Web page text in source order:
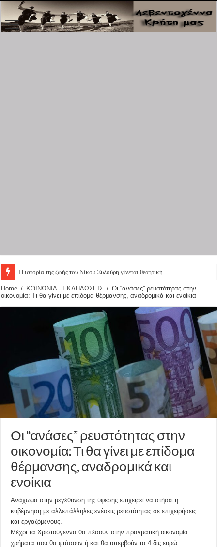
Η ιστορία της ζωής του Νίκου Ξυλούρη γίνεται θεατρική παράσταση – Οι πρω
Home / ΚΟΙΝΩΝΙΑ - ΕΚΔΗΛΩΣΕΙΣ / Οι “ανάσες” ρευστότητας στην
οικονομία: Τι θα γίνει με επίδομα θέρμανσης, αναδρομικά και ενοίκια
Οι “ανάσες” ρευστότητας στην
οικονομία: Τι θα γίνει με επίδομα
θέρμανσης, αναδρομικά και
ενοίκια
Ανάχωμα στην μεγέθυνση της ύφεσης επιχειρεί να στήσει η
κυβέρνηση με αλλεπάλληλες ενέσεις ρευστότητας σε επιχειρήσεις
και εργαζόμενους.
Μέχρι τα Χριστούγεννα θα πέσουν στην πραγματική οικονομία
χρήματα που θα φτάσουν ή και θα υπερβούν τα 4 δις ευρώ.